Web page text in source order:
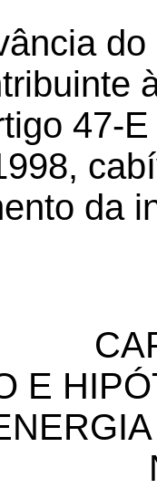
47-
da
E